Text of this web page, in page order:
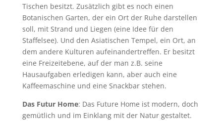
Tischen besitzt. Zusätzlich gibt es noch einen
Botanischen Garten, der ein Ort der Ruhe darstellen
soll, mit Strand und Liegen (eine Idee für den
Staffelsee). Und den Asiatischen Tempel, ein Ort, an
dem andere Kulturen aufeinandertreffen. Er besitzt
eine Freizeitebene, auf der man z.B. seine
Hausaufgaben erledigen kann, aber auch eine
Kaffeemaschine und eine Snackbar stehen.
Das Futur Home: Das Future Home ist modern, doch
gemütlich und im Einklang mit der Natur gestaltet.